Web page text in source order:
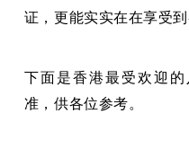
证，更能实实在在享受
下面是香港最受欢迎
准，供各位参考。